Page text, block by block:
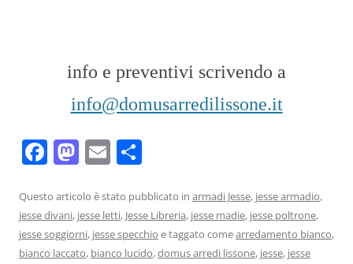
info e preventivi scrivendo a
info@domusarredilissone.it
F
c
e
b
M
st
o
d
E
ai
l
n
di
vi
Questo articolo è stato pubblicato in armadi Jesse, jesse armadio,
jesse divani, jesse letti, Jesse Libreria, jesse madie, jesse poltrone,
jesse soggiorni, jesse specchio e taggato comearredamento bianco,
bianco laccato, bianco lucido,domus arredi lissone, jesse, jesse